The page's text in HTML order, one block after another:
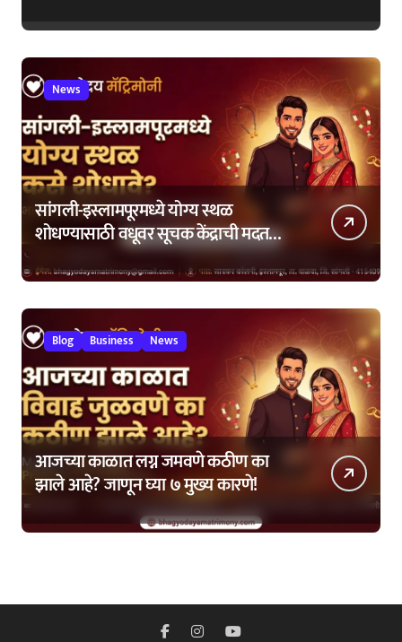
News
सांगली-इस्लामपूरमध्ये योग्य स्थळ
शोधण्यासाठी वधूवर सूचक केंद्राची मदत
Blog Business News
आजच्या काळात लग्न जमवणे कठीण का
झाले आहे? जाणून घ्या ७ मुख्य कारणे!